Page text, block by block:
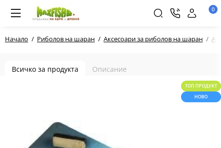
0
Начало Риболов на шаран Аксесоари за риболов на шаран
Всичко за продукта Описание
ТОП ПРОДУКТ
НОВО